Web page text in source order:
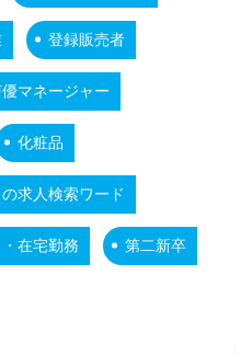
登録販売者
マネージャー
化粧品
求人検索ワード
在宅勤務 第二新卒